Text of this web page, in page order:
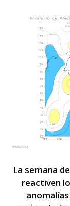
La semana
reactiven